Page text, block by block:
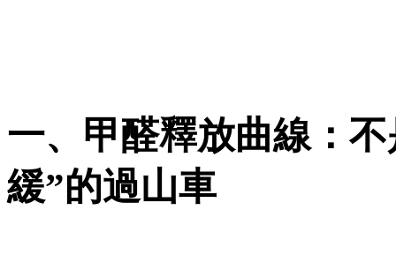
一、甲醛釋放曲線：不
緩”的過山車